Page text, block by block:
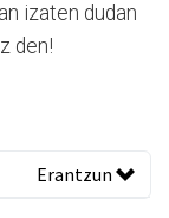
izaten dudan
den!
Erantzun